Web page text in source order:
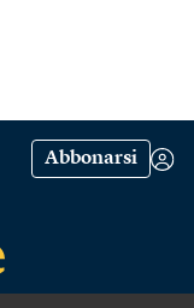
Abbonarsi